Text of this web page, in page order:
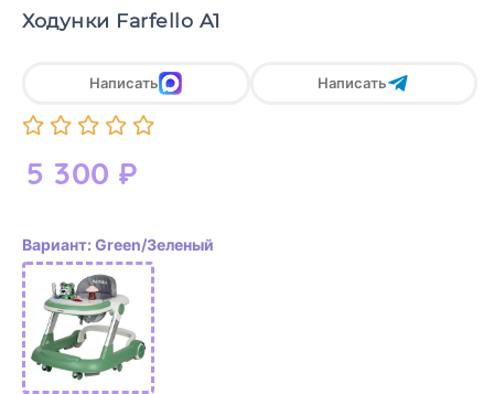
Ходунки Farfello A1
5 300 ₽
Написать Написать
Вариант: Green/Зеленый